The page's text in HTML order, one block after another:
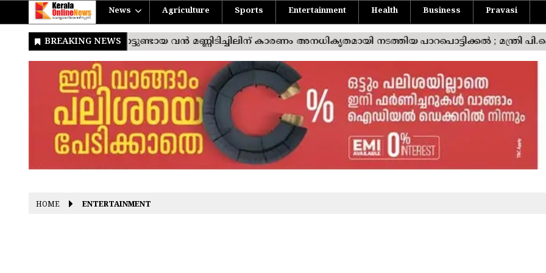
News Agriculture Sports Entertainment Health Business Pravasi
HOME ENTERTAINMENT